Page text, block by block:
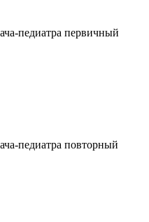
педиатра первичный
педиатра повторный